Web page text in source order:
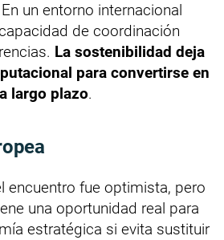
un entorno internacional
de coordinación
La sostenibilidad deja
para convertirse en
largo plazo.
encuentro fue optimista, pero
una oportunidad real para
estratégica si evita sustituir